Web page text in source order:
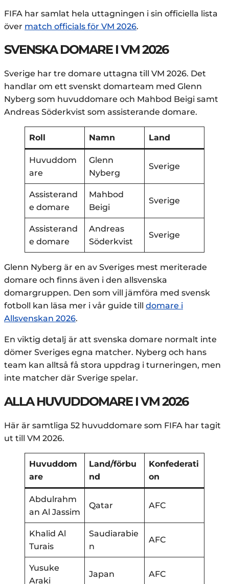
FIFA har samlat hela uttagningen i sin officiella lista
över match officials för VM 2026.
SVENSKA DOMARE I VM 2026
Sverige har tre domare uttagna till VM 2026. Det
handlar om ett svenskt domarteam med Glenn
Nyberg som huvuddomare och Mahbod Beigi samt
Andreas Söderkvist som assisterande domare.
Roll Namn Land
Huvuddom
are
Glenn
Nyberg
Sverige
Assisterand
e domare
Mahbod
Beigi
Sverige
Assisterand
e domare
Andreas
Söderkvist
Sverige
Glenn Nyberg är en av Sveriges mest meriterade
domare och finns även i den allsvenska
domargruppen. Den som vill jämföra med svensk
fotboll kan läsa mer i vår guide till domare i
Allsvenskan 2026.
En viktig detalj är att svenska domare normalt inte
dömer Sveriges egna matcher. Nyberg och hans
team kan alltså få stora uppdrag i turneringen, men
inte matcher där Sverige spelar.
ALLA HUVUDDOMARE I VM 2026
Här är samtliga 52 huvuddomare som FIFA har tagit
ut till VM 2026.
Huvuddom
are
Land/förbu
nd
Konfederati
on
Abdulrahm
an Al Jassim
Qatar AFC
Khalid Al
Turais
Saudiarabie
n
AFC
Yusuke
Araki
Japan AFC